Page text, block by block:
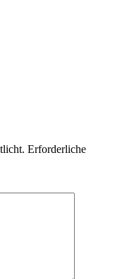
Erforderliche